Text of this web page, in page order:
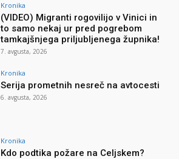
Kronika
(VIDEO) Migranti rogovilijo v Vinici in
to samo nekaj ur pred pogrebom
tamkajšnjega priljubljenega župnika!
7. avgusta, 2026
Kronika
Serija prometnih nesreč na avtocesti
6. avgusta, 2026
Kronika
Kdo podtika požare na Celjskem?